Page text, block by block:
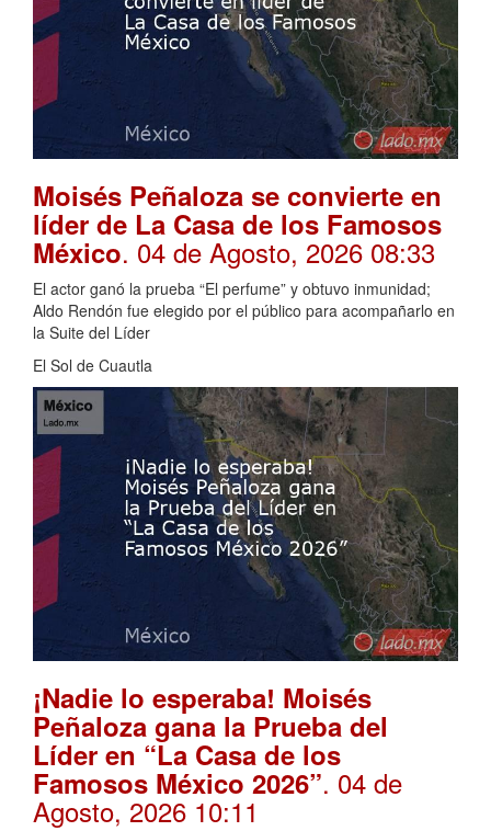
Moisés Peñaloza se convierte en
líder de La Casa de los Famosos
México. 04 de Agosto, 2026 08:33
El actor ganó la prueba “El perfume” y obtuvo inmunidad;
Aldo Rendón fue elegido por el público para acompañarlo en
la Suite del Líder
El Sol de Cuautla
¡Nadie lo esperaba! Moisés
Peñaloza gana la Prueba del
Líder en “La Casa de los
Famosos México 2026”. 04 de
Agosto, 2026 10:11